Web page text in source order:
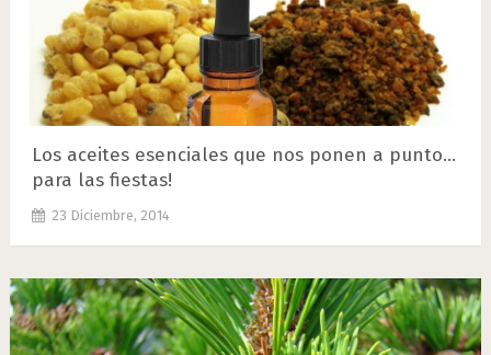
Los aceites esenciales que nos ponen a punto…
para las fiestas!
23 Diciembre, 2014